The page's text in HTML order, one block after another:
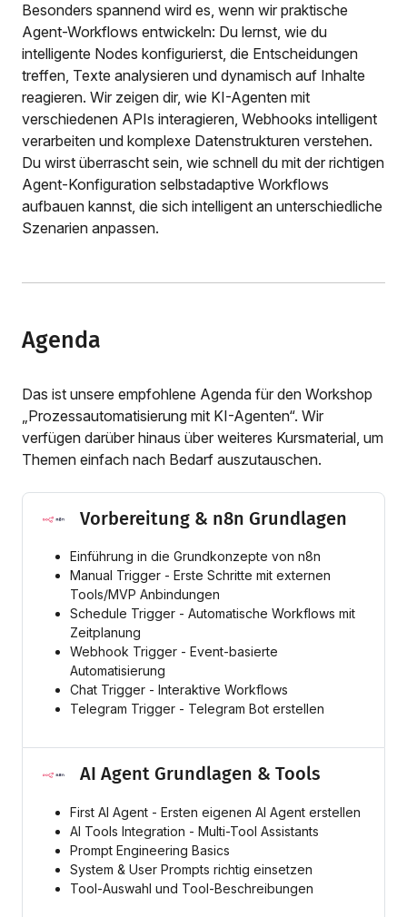
Besonders spannend wird es, wenn wir praktische
Agent-Workflows entwickeln: Du lernst, wie du
intelligente Nodes konfigurierst, die Entscheidungen
treffen, Texte analysieren und dynamisch auf Inhalte
reagieren. Wir zeigen dir, wie KI-Agenten mit
verschiedenen APIs interagieren, Webhooks intelligent
verarbeiten und komplexe Datenstrukturen verstehen.
Du wirst überrascht sein, wie schnell du mit der richtigen
Agent-Konfiguration selbstadaptive Workflows
aufbauen kannst, die sich intelligent an unterschiedliche
Szenarien anpassen.
Agenda
Das ist unsere empfohlene Agenda für den Workshop
„Prozessautomatisierung mit KI-Agenten“. Wir
verfügen darüber hinaus über weiteres Kursmaterial, um
Themen einfach nach Bedarf auszutauschen.
Vorbereitung & n8n Grundlagen
Einführung in die Grundkonzepte von n8n
Manual Trigger - Erste Schritte mit externen
Tools/MVP Anbindungen
Schedule Trigger - Automatische Workflows mit
Zeitplanung
Webhook Trigger - Event-basierte
Automatisierung
Chat Trigger - Interaktive Workflows
Telegram Trigger - Telegram Bot erstellen
AI Agent Grundlagen & Tools
First AI Agent - Ersten eigenen AI Agent erstellen
AI Tools Integration - Multi-Tool Assistants
Prompt Engineering Basics
System & User Prompts richtig einsetzen
Tool-Auswahl und Tool-Beschreibungen